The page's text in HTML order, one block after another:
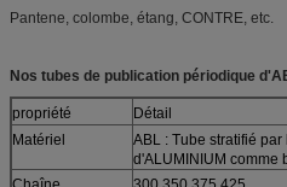
Pantene, colombe, étang, CONTRE, etc.
Nos tubes de publication périodique
propriété
Détail
Matériel
ABL : Tube stratifié
d'ALUMINIUM comme